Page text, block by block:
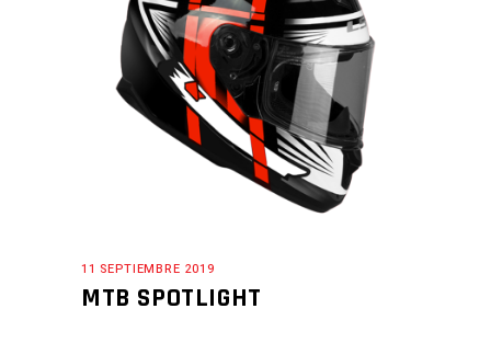
11 SEPTIEMBRE 2019
MTB SPOTLIGHT